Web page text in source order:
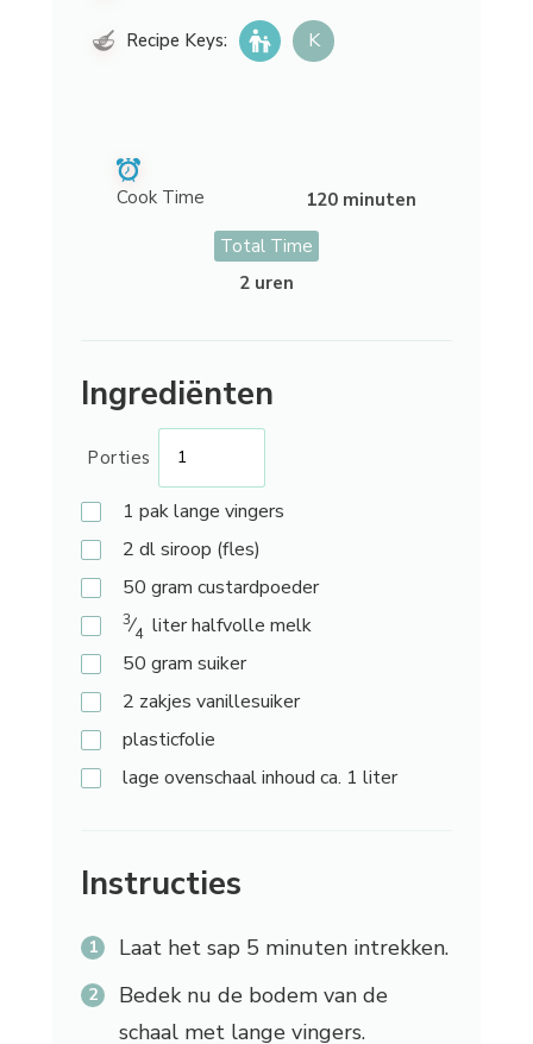
Recipe Keys: K
Cook Time
120 minuten
Total Time
2 uren
Ingrediënten
Porties
1 pak lange vingers
2 dl siroop (fles)
50 gram custardpoeder
3⁄4 liter halfvolle melk
50 gram suiker
2 zakjes vanillesuiker
plasticfolie
lage ovenschaal inhoud ca. 1 liter
Instructies
Laat het sap 5 minuten intrekken.
Bedek nu de bodem van de
schaal met lange vingers.